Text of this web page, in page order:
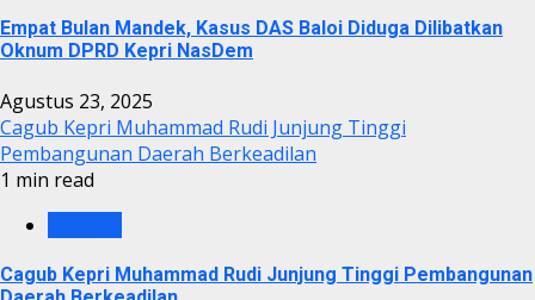
Empat Bulan Mandek, Kasus DAS Baloi Diduga Dilibatkan
Oknum DPRD Kepri NasDem
Agustus 23, 2025
Cagub Kepri Muhammad Rudi Junjung Tinggi
Pembangunan Daerah Berkeadilan
1 min read
Cagub Kepri Muhammad Rudi Junjung Tinggi Pembangunan